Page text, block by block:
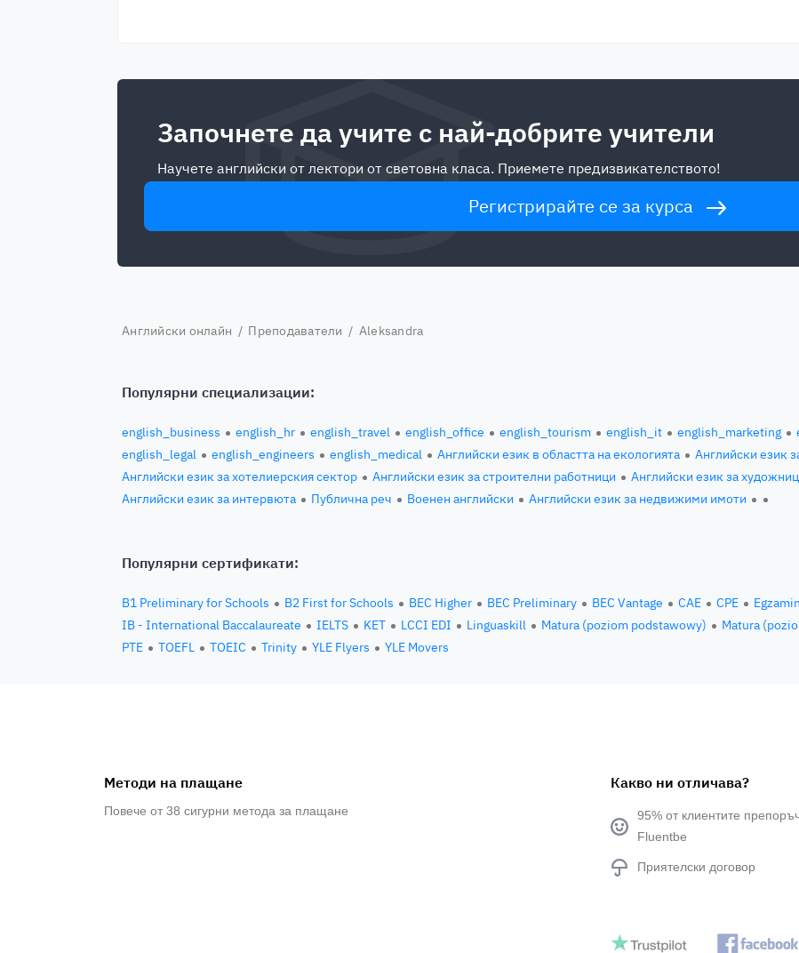
Започнете да учите с най-добрите учители
Научете английски от лектори от световна класа. Приемете предизвикателството!
Регистрирайте се за курса
Английски онлайн / Преподаватели / Aleksandra
Популярни специализации:
english_business english_hr english_travel english_office english_tourism english_it english_marketing
english_legal
english_engineers english_medical Английски език в областта на екологията
Английски език
Английски език за хотелиерския сектор
Английски език за строителни работници Английски език за
Английски език за интервюта
Публична реч Военен английски Английски език за недвижими имоти
Популярни сертификати:
B1 Preliminary for Schools B2 First for Schools BEC Higher BEC Preliminary BEC Vantage CAE CPE
IB - International Baccalaureate
IELTS KET LCCI EDI Linguaskill Matura (poziom podstawowy) Matura
PTE
TOEFL TOEIC Trinity YLE Flyers YLE Movers
Методи на плащане
Повече от 38 сигурни метода за плащане
Какво ни отличава?
95% от клиентите
Fluentbe
Приятелски договор